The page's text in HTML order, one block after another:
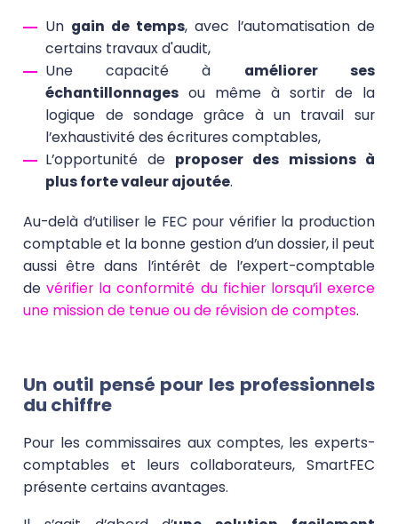
Un gain de temps, avec l’automatisation de
certains travaux d'audit,
Une capacité à
améliorer ses
échantillonnages ou même à sortir de la
logique de sondage grâce à un travail sur
l’exhaustivité des écritures comptables,
L’opportunité de proposer des missions à
plus forte valeur ajoutée.
Au-delà d’utiliser le FEC pour vérifier la production
comptable et la bonne gestion d’un dossier, il peut
aussi être dans l’intérêt de l’expert-comptable
de vérifier la conformité du fichier lorsqu’il exerce
une mission de tenue ou de révision de comptes.
Un outil pensé pour les professionnels
du chiffre
Pour les commissaires aux comptes, les experts-
comptables et leurs collaborateurs, SmartFEC
présente certains avantages.